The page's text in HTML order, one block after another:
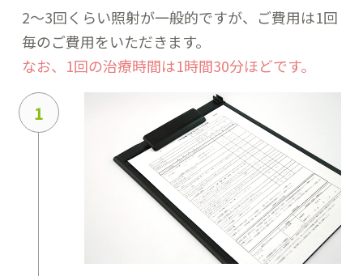
2～3回くらい照射が一般的ですが、ご費用は1回
毎のご費用をいただきます。
なお、1回の治療時間は1時間30分ほどです。
1